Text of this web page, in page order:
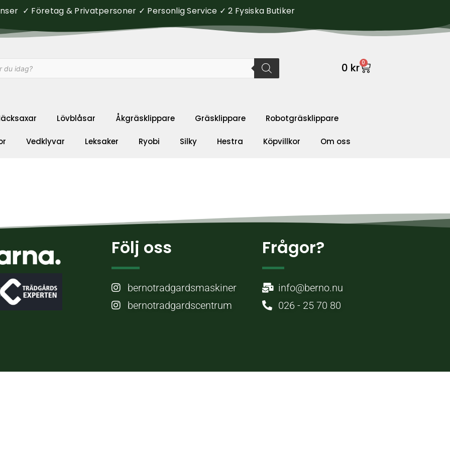
✓ Företag & Privatpersoner ✓ Personlig Service ✓ 2 Fysiska Butiker
0 kr 0
Lövblåsar Åkgräsklippare Gräsklippare Robotgräsklippare
Vedklyvar Leksaker Ryobi Silky Hestra Köpvillkor Om oss
Följ oss
bernotradgardsmaskiner
bernotradgardscentrum
Frågor?
info@berno.nu
026 - 25 70 80